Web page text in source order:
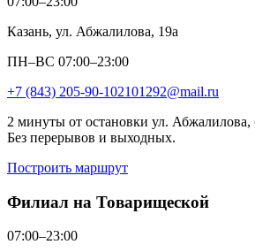
Казань, ул. Абжалилова, 19а
ПН–ВС 07:00–23:00
+7 (843) 205-90-102101292@mail.ru
2 минуты от остановки ул. Абжалилова,
Без перерывов и выходных.
Построить маршрут
Филиал на Товарищеской
07:00–23:00